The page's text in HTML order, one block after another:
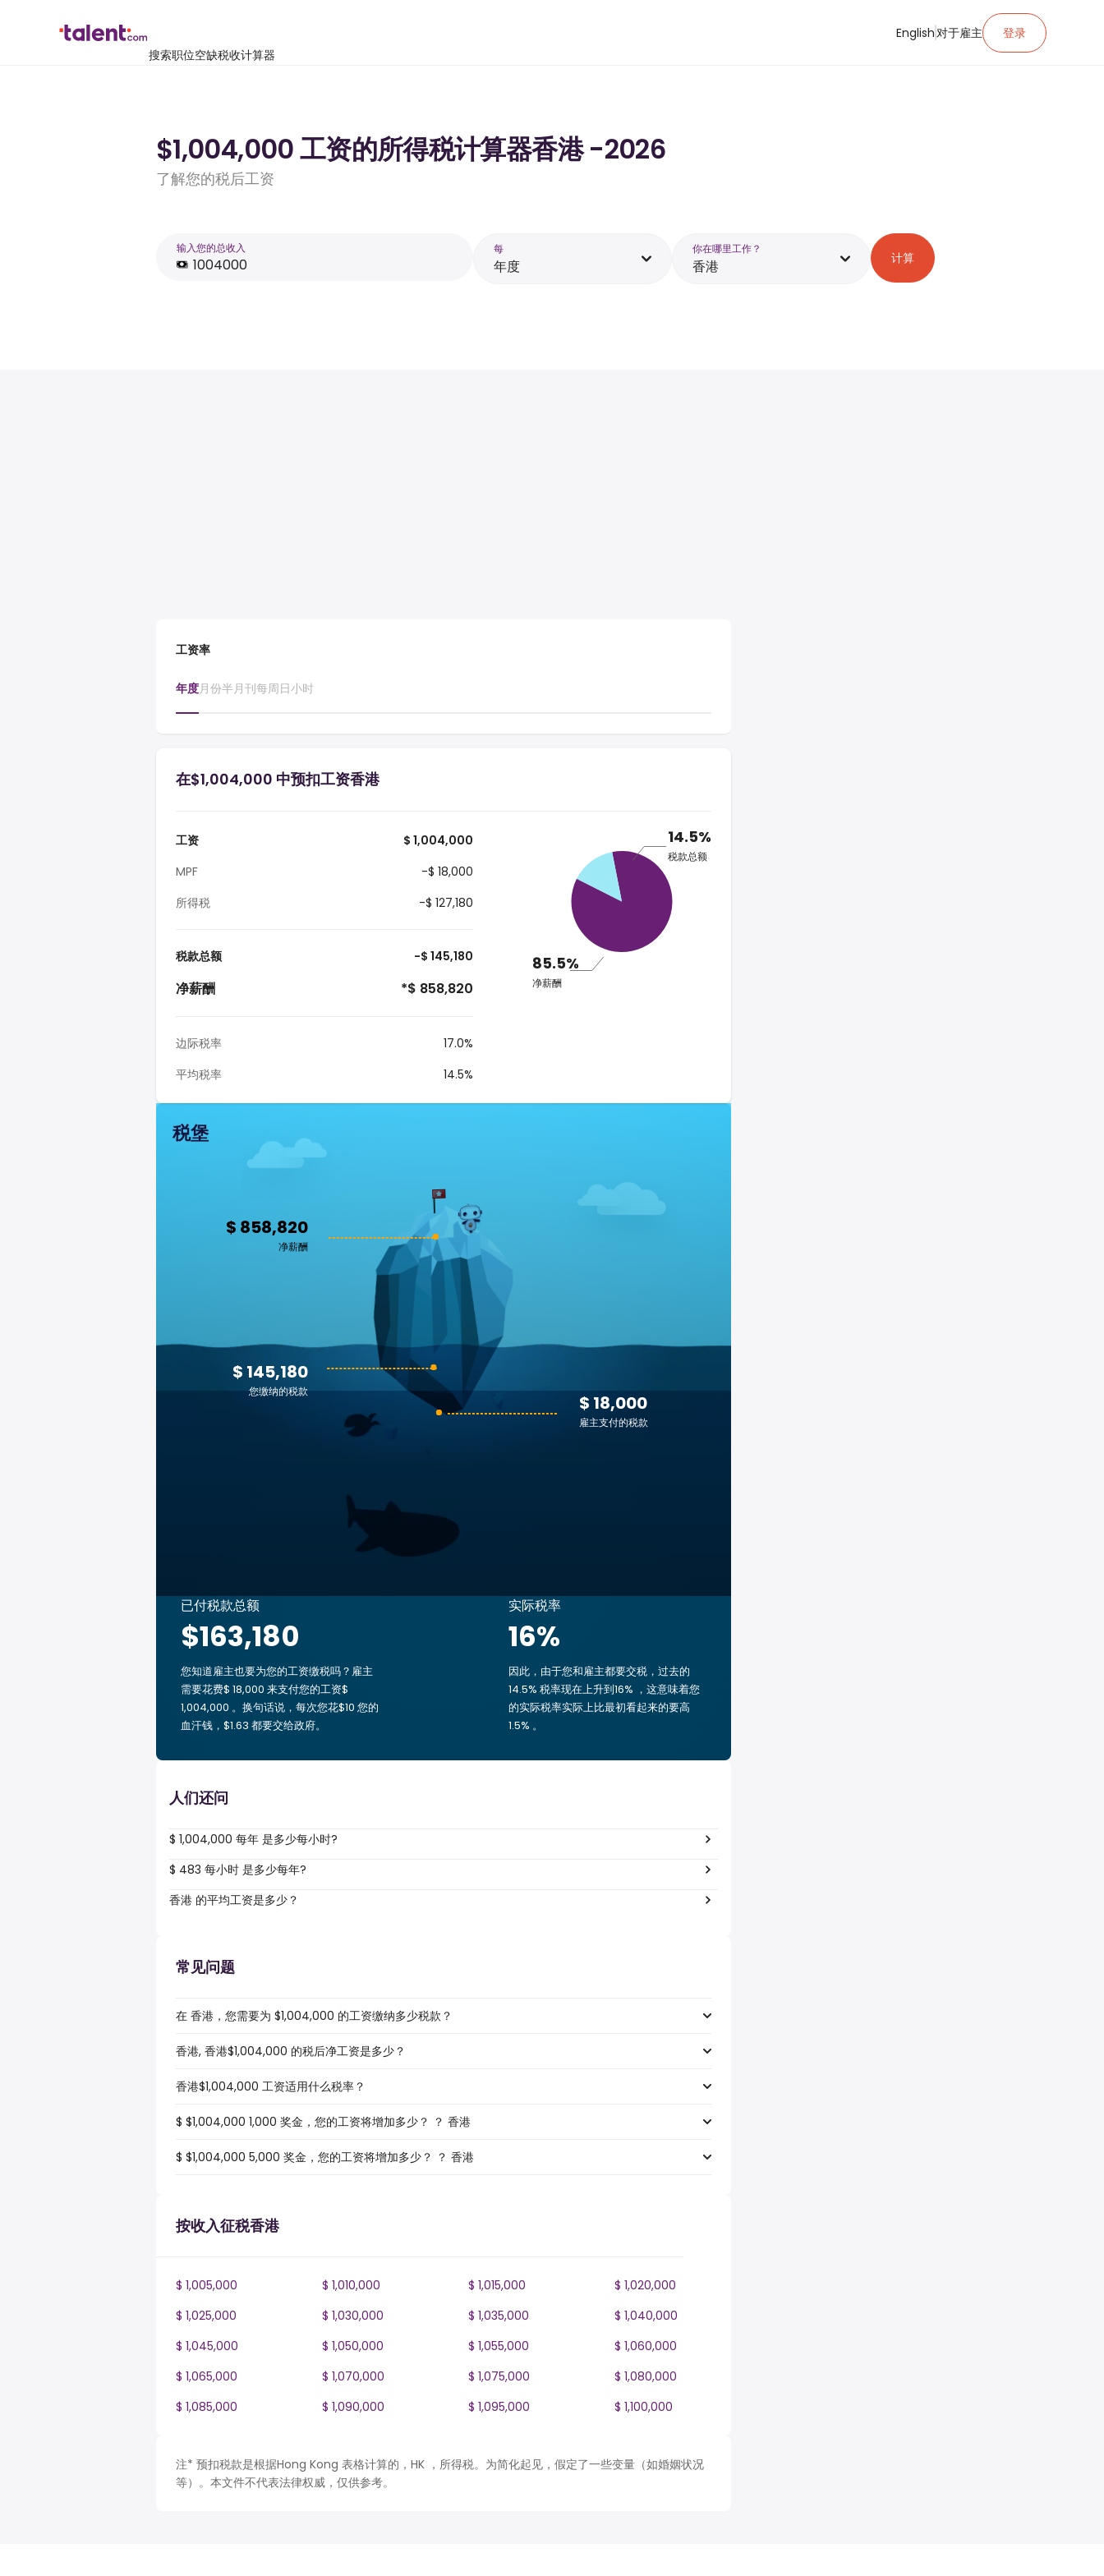
搜索职位空缺税收计算器
English对于雇主 登录
$1,004,000 工资的所得税计算器香港 -2026
了解您的税后工资
输入您的总收入 每
年度
你在哪里工作？
香港 计算
工资率
年度月份半月刊每周日小时
在$1,004,000 中预扣工资香港
工资
$ 1,004,000
MPF
-$ 18,000
所得税
-$ 127,180
税款总额 -$ 145,180
净薪酬 *$ 858,820
边际税率
17.0%
平均税率
14.5%
14.5%
税款总额
85.5%
净薪酬
税堡
$ 858,820
净薪酬
$ 18,000
雇主支付的税款
$ 145,180
您缴纳的税款
已付税款总额
$163,180
您知道雇主也要为您的工资缴税吗？雇主
需要花费$ 18,000 来支付您的工资$
1,004,000 。换句话说，每次您花$10 您的
血汗钱，$1.63 都要交给政府。
实际税率
16%
因此，由于您和雇主都要交税，过去的
14.5% 税率现在上升到16% ，这意味着您
的实际税率实际上比最初看起来的要高
1.5% 。
人们还问
$ 1,004,000 每年 是多少每小时?
$ 483 每小时 是多少每年?
香港 的平均工资是多少？
常见问题
在 香港，您需要为 $1,004,000 的工资缴纳多少税款？
香港, 香港$1,004,000 的税后净工资是多少？
香港$1,004,000 工资适用什么税率？
$ $1,004,000 1,000 奖金，您的工资将增加多少？ ？ 香港
$ $1,004,000 5,000 奖金，您的工资将增加多少？ ？ 香港
按收入征税香港
$ 1,005,000 $ 1,010,000 $ 1,015,000
$ 1,020,000
$ 1,025,000
$ 1,030,000 $ 1,035,000
$ 1,040,000
$ 1,045,000
$ 1,050,000 $ 1,055,000
$ 1,060,000
$ 1,065,000
$ 1,070,000 $ 1,075,000
$ 1,080,000
$ 1,085,000
$ 1,090,000 $ 1,095,000 $ 1,100,000
注* 预扣税款是根据Hong Kong 表格计算的，HK ，所得税。为简化起见，假定了一些变量（如婚姻状况
等）。本文件不代表法律权威，仅供参考。